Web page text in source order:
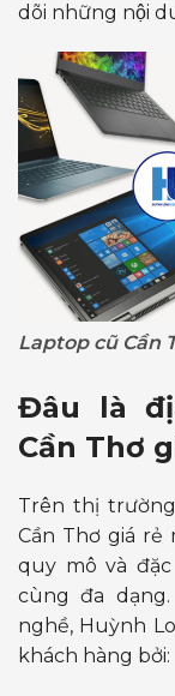
dõi những nội
Laptop cũ Cần
Đâu là
Cần Thơ
Trên thị
Cần Thơ giá rẻ
quy mô và
cùng đa
nghề, Huỳnh
khách hàng bởi: